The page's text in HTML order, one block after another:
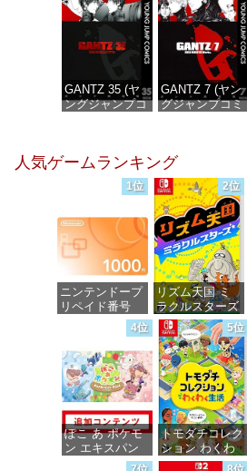
価格：¥100
価格：¥100
GANTZ 35 (ヤ
ングジャンプコ
価格：¥100
GANTZ 7 (ヤン
グジャンプコミ
人気ゲームランキング
1位
ニンテンドープ
リペイド番号
1000円|オンラ
インコード版
価格：¥1,000
2位
リズム天国 ミ
ラクルスターズ
-Switch
価格：¥5,645
4位
ぽこ あ ポケモ
ン エキスパン
ションパス|オン
5位
トモダチコレク
ション わくわ
く生活 -Switch